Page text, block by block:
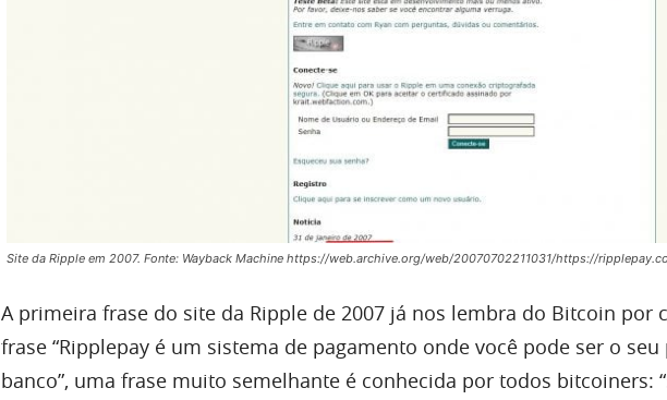
Site da Ripple em 2007. Fonte: Wayback Machine https://web.archive.org/web/20070702211031/https://
A primeira frase do site da Ripple de 2007 já nos lembra do Bitcoin por
frase “Ripplepay é um sistema de pagamento onde você pode ser o
banco”, uma frase muito semelhante é conhecida por todos bitcoiners: